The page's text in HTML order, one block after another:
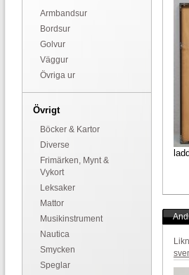
Armbandsur
Bordsur
Golvur
Väggur
Övriga ur
Övrigt
Böcker & Kartor
Diverse
Frimärken, Mynt &
Vykort
Leksaker
Mattor
Musikinstrument
Nautica
Smycken
Speglar